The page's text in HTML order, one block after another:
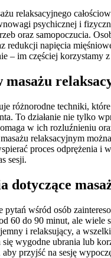
relaksacyjnego
psychicznej i
oraz samopoczucia.
redukcji napięcia
– im częściej korzystamy
różnorodne techniki,
To działanie nie tylko
w ich rozluźnieniu
relaksacyjnym
proces odprężenia
sesji.
dotyczące
wśród osób
60 do 90 minut, ale
i relaksujący, a
się wygodne ubrania lub
przyjść na sesję